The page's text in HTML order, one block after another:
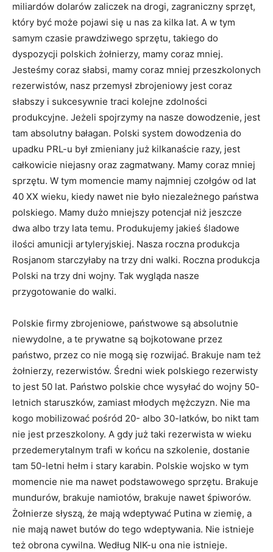
miliardów dolarów zaliczek na drogi, zagraniczny sprzęt,
który być może pojawi się u nas za kilka lat. A w tym
samym czasie prawdziwego sprzętu, takiego do
dyspozycji polskich żołnierzy, mamy coraz mniej.
Jesteśmy coraz słabsi, mamy coraz mniej przeszkolonych
rezerwistów, nasz przemysł zbrojeniowy jest coraz
słabszy i sukcesywnie traci kolejne zdolności
produkcyjne. Jeżeli spojrzymy na nasze dowodzenie, jest
tam absolutny bałagan. Polski system dowodzenia do
upadku PRL-u był zmieniany już kilkanaście razy, jest
całkowicie niejasny oraz zagmatwany. Mamy coraz mniej
sprzętu. W tym momencie mamy najmniej czołgów od lat
40 XX wieku, kiedy nawet nie było niezależnego państwa
polskiego. Mamy dużo mniejszy potencjał niż jeszcze
dwa albo trzy lata temu. Produkujemy jakieś śladowe
ilości amunicji artyleryjskiej. Nasza roczna produkcja
Rosjanom starczyłaby na trzy dni walki. Roczna produkcja
Polski na trzy dni wojny. Tak wygląda nasze
przygotowanie do walki.
Polskie firmy zbrojeniowe, państwowe są absolutnie
niewydolne, a te prywatne są bojkotowane przez
państwo, przez co nie mogą się rozwijać. Brakuje nam też
żołnierzy, rezerwistów. Średni wiek polskiego rezerwisty
to jest 50 lat. Państwo polskie chce wysyłać do wojny 50-
letnich staruszków, zamiast młodych mężczyzn. Nie ma
kogo mobilizować pośród 20- albo 30-latków, bo nikt tam
nie jest przeszkolony. A gdy już taki rezerwista w wieku
przedemerytalnym trafi w końcu na szkolenie, dostanie
tam 50-letni hełm i stary karabin. Polskie wojsko w tym
momencie nie ma nawet podstawowego sprzętu. Brakuje
mundurów, brakuje namiotów, brakuje nawet śpiworów.
Żołnierze słyszą, że mają wdeptywać Putina w ziemię, a
nie mają nawet butów do tego wdeptywania. Nie istnieje
też obrona cywilna. Według NIK-u ona nie istnieje.